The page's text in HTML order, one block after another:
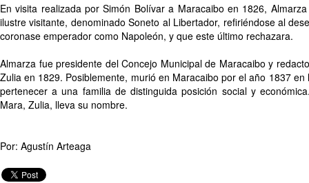
En visita realizada por Simón Bolívar a Maracaibo en 1826,
ilustre visitante, denominado Soneto al Libertador, refiriéndose al
coronase emperador como Napoleón, y que este último rechazara.
Almarza fue presidente del Concejo Municipal de Maracaibo y
Zulia en 1829. Posiblemente, murió en Maracaibo por el año 1837
pertenecer a una familia de distinguida posición social y
Mara, Zulia, lleva su nombre.
Por: Agustín Arteaga